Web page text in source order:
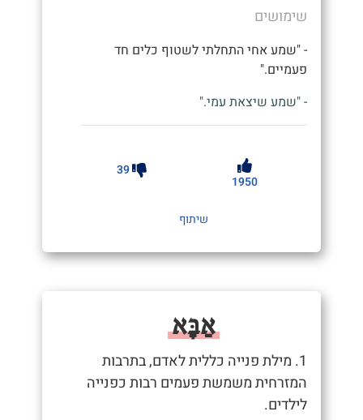
שימושים
- "שמע אחי התחלתי לשטוף כלים חד
פעמיים."
- "שמע שיצאת עמי."
1950
39
שיתוף
אַבָּא
1. מילת פנייה כללית לאדם, בתרבות
המזרחית משמשת פעמים רבות כפנייה
לילדים.